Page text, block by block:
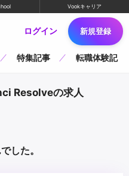
Vookキャリア
ログイン 新規登録
特集記事 転職体験記
Resolveの求人
した。